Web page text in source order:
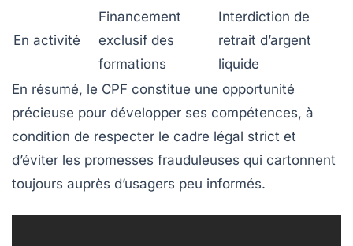
En activité
Financement
exclusif des
formations
Interdiction de
retrait d’argent
liquide
En résumé, le CPF constitue une opportunité
précieuse pour développer ses compétences, à
condition de respecter le cadre légal strict et
d’éviter les promesses frauduleuses qui cartonnent
toujours auprès d’usagers peu informés.